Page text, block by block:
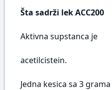
Šta sadrži lek ACC200
Aktivna supstanca je
acetilcistein.
Jedna kesica sa 3